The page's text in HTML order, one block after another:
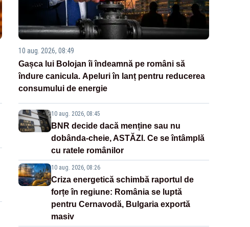
10 aug. 2026, 08:49
Gașca lui Bolojan îi îndeamnă pe români să
îndure canicula. Apeluri în lanț pentru reducerea
consumului de energie
10 aug. 2026, 08:45
BNR decide dacă menține sau nu
dobânda-cheie, ASTĂZI. Ce se întâmplă
cu ratele românilor
10 aug. 2026, 08:26
Criza energetică schimbă raportul de
forțe în regiune: România se luptă
pentru Cernavodă, Bulgaria exportă
masiv